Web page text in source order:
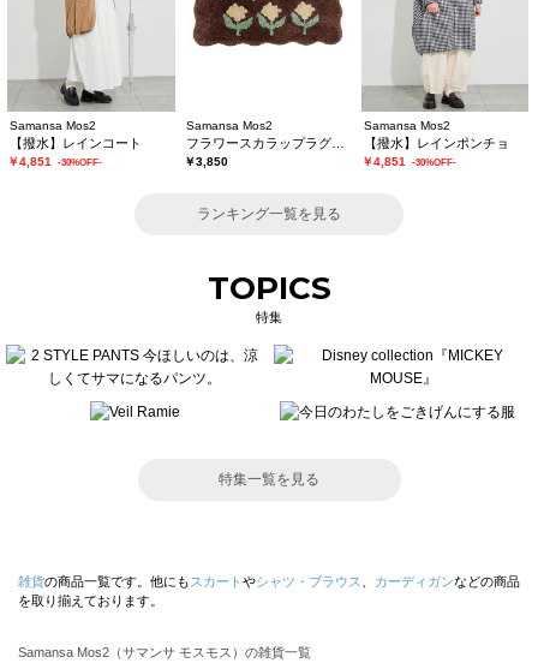
Samansa Mos2
【撥水】レインコート
￥4,851 -30%OFF-
Samansa Mos2
￥3,850
Samansa Mos2
【撥水】レインポンチョ
￥4,851 -30%OFF-
ランキング一覧を見る
TOPICS
特集
特集一覧を見る
雑貨の商品一覧です。他にも スカート やシャツ・ブラウス カーディガンなどの商品
を取り揃えております。
Samansa Mos2（サマンサ モスモス）の雑貨一覧